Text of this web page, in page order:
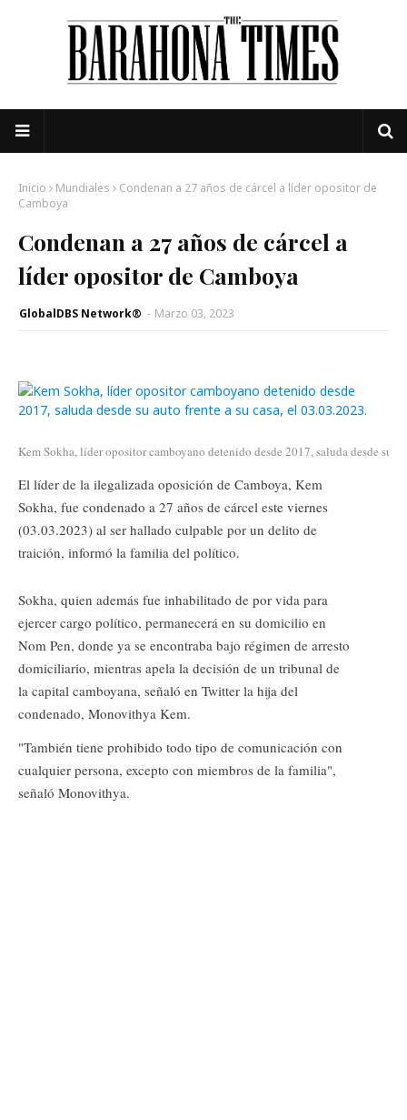
Inicio Mundiales
Condenan a 27 años de cárcel a líder opositor de
Camboya
Condenan a 27 años de cárcel a
líder opositor de Camboya
GlobalDBS Network® - Marzo 03, 2023
Kem Sokha, líder opositor camboyano detenido desde 2017, saluda desde su
El líder de la ilegalizada oposición de Camboya, Kem
Sokha, fue condenado a 27 años de cárcel este viernes
(03.03.2023) al ser hallado culpable por un delito de
traición, informó la familia del político.
Sokha, quien además fue inhabilitado de por vida para
ejercer cargo político, permanecerá en su domicilio en
Nom Pen, donde ya se encontraba bajo régimen de arresto
domiciliario, mientras apela la decisión de un tribunal de
la capital camboyana, señaló en Twitter la hija del
condenado, Monovithya Kem.
"También tiene prohibido todo tipo de comunicación con
cualquier persona, excepto con miembros de la familia",
señaló Monovithya.